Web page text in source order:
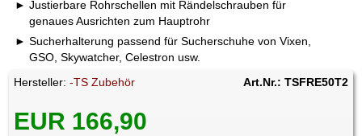
Justierbare Rohrschellen mit Rändelschrauben für
genaues Ausrichten zum Hauptrohr
Sucherhalterung passend für Sucherschuhe von Vixen,
GSO, Skywatcher, Celestron usw.
Hersteller:-TS Zubehör Art.Nr.: TSFRE50T2
EUR 166,90